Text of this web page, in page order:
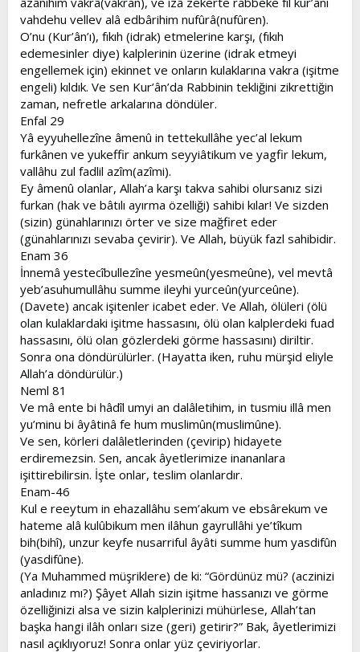
vahdehu vellev alâ edbârihim nufûrâ(nufûren).
O’nu (Kur’ân’ı), fıkıh (idrak) etmelerine karşı, (fıkıh
edemesinler diye) kalplerinin üzerine (idrak etmeyi
engellemek için) ekinnet ve onların kulaklarına vakra (işitme
engeli) kıldık. Ve sen Kur’ân’da Rabbinin tekliğini zikrettiğin
zaman, nefretle arkalarına döndüler.
Enfal 29
Yâ eyyuhellezîne âmenû in tettekullâhe yec’al lekum
furkânen ve yukeffir ankum seyyiâtikum ve yagfir lekum,
vallâhu zul fadlil azîm(azîmi).
Ey âmenû olanlar, Allah’a karşı takva sahibi olursanız sizi
furkan (hak ve bâtılı ayırma özelliği) sahibi kılar! Ve sizden
(sizin) günahlarınızı örter ve size mağfiret eder
(günahlarınızı sevaba çevirir). Ve Allah, büyük fazl sahibidir.
Enam 36
İnnemâ yestecîbullezîne yesmeûn(yesmeûne), vel mevtâ
yeb’asuhumullâhu summe ileyhi yurceûn(yurceûne).
(Davete) ancak işitenler icabet eder. Ve Allah, ölüleri (ölü
olan kulaklardaki işitme hassasını, ölü olan kalplerdeki fuad
hassasını, ölü olan gözlerdeki görme hassasını) diriltir.
Sonra ona döndürülürler. (Hayatta iken, ruhu mürşid eliyle
Allah’a döndürülür.)
Neml 81
Ve mâ ente bi hâdîl umyi an dalâletihim, in tusmiu illâ men
yu’minu bi âyâtinâ fe hum muslimûn(muslimûne).
Ve sen, körleri dalâletlerinden (çevirip) hidayete
erdiremezsin. Sen, ancak âyetlerimize inananlara
işittirebilirsin. İşte onlar, teslim olanlardır.
Enam-46
Kul e reeytum in ehazallâhu sem’akum ve ebsârekum ve
hateme alâ kulûbikum men ilâhun gayrullâhi ye’tîkum
bih(bihî), unzur keyfe nusarriful âyâti summe hum yasdifûn
(yasdifûne).
(Ya Muhammed müşriklere) de ki: “Gördünüz mü? (aczinizi
anladınız mı?) Şâyet Allah sizin işitme hassanızı ve görme
özelliğinizi alsa ve sizin kalplerinizi mühürlese, Allah’tan
başka hangi ilâh onları size (geri) getirir?” Bak, âyetlerimizi
nasıl açıklıyoruz! Sonra onlar yüz çeviriyorlar.